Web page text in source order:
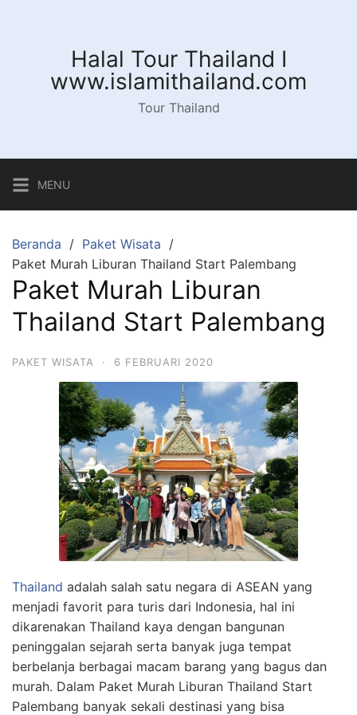
Halal Tour Thailand I
www.islamithailand.com
Tour Thailand
MENU
Beranda
Paket Wisata
Paket Murah Liburan Thailand Start Palembang
Paket Murah Liburan
Thailand Start Palembang
PAKET WISATA · 6 FEBRUARI 2020
Thailand adalah salah satu negara di ASEAN yang
menjadi favorit para turis dari Indonesia, hal ini
dikarenakan Thailand kaya dengan bangunan
peninggalan sejarah serta banyak juga tempat
berbelanja berbagai macam barang yang bagus dan
murah. Dalam Paket Murah Liburan Thailand Start
Palembang banyak sekali destinasi yang bisa